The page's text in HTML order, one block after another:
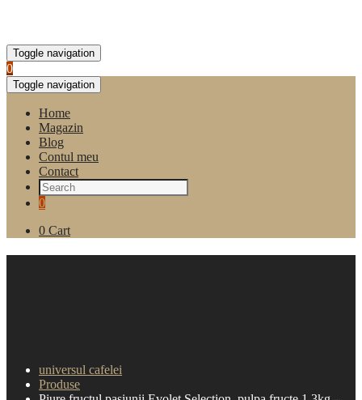
Toggle navigation
0
Toggle navigation
Home
Magazin
Blog
Contul meu
Contact
0
0 Cart
universul cafelei
Produse